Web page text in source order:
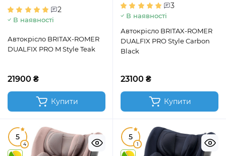
2
В наявності
Автокрісло BRITAX-ROMER
DUALFIX PRO M Style Teak
21900 ₴
Купити
3
В наявності
Автокрісло BRITAX-ROMER
DUALFIX PRO Style Carbon
Black
23100 ₴
Купити
5
4
5
1